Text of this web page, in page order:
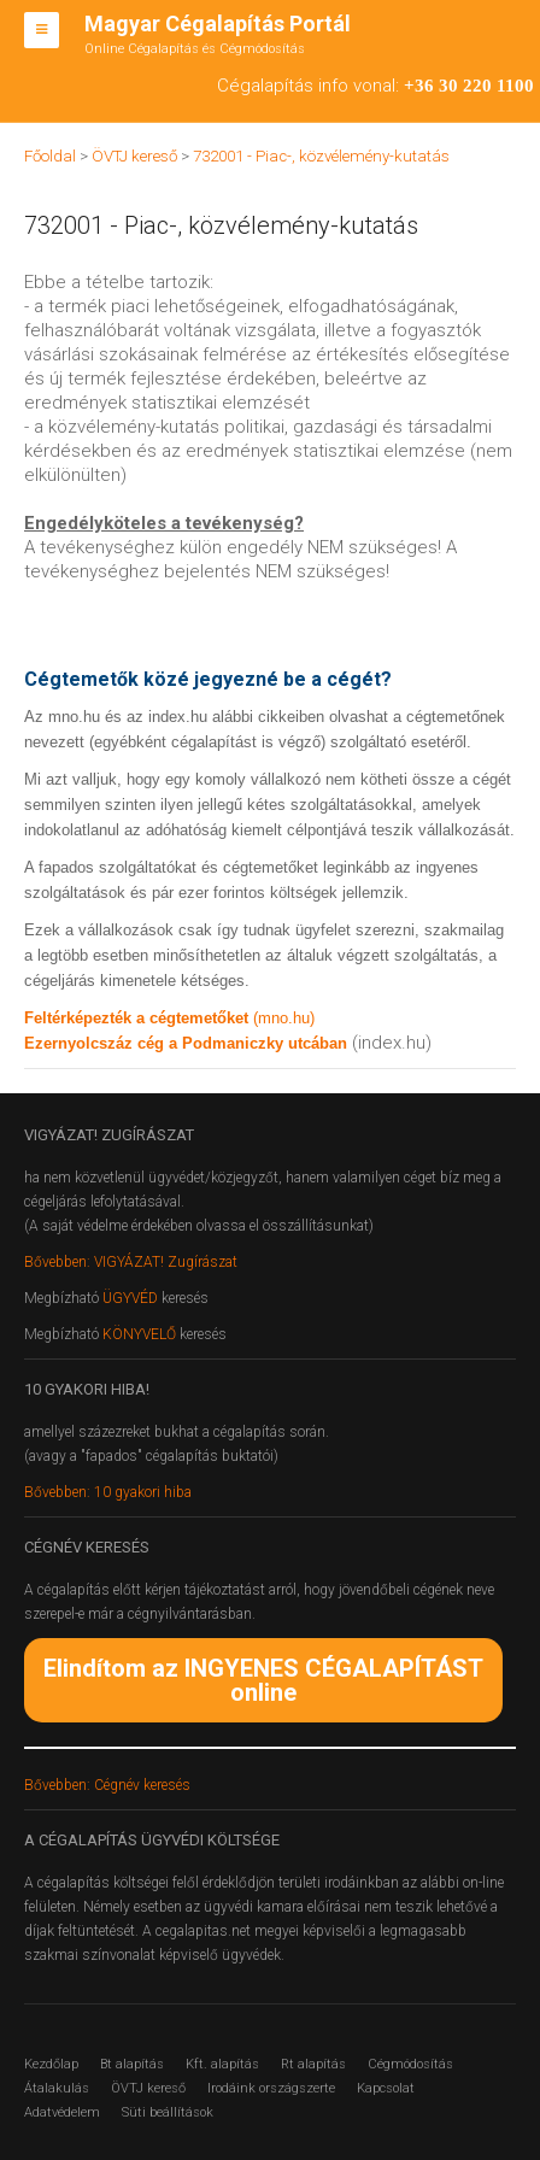
Magyar Cégalapítás Portál
Online Cégalapítás és Cégmódosítás
Cégalapítás info vonal: +36 30 220 1100
BT ALAPÍTÁS
CÉGMÓDOSÍTÁS
ÁTALAKULÁS
TEÁOR SZÁMOK '08
ENGEDÉLYKÖTELES
KAPCSOLAT
IRODÁK
Főoldal > ÖVTJ kereső > 732001 - Piac-, közvélemény-kutatás
732001 - Piac-, közvélemény-kutatás
Ebbe a tételbe tartozik:
- a termék piaci lehetőségeinek, elfogadhatóságának,
felhasználóbarát voltának vizsgálata, illetve a fogyasztók
vásárlási szokásainak felmérése az értékesítés elősegítése
és új termék fejlesztése érdekében, beleértve az
eredmények statisztikai elemzését
- a közvélemény-kutatás politikai, gazdasági és társadalmi
kérdésekben és az eredmények statisztikai elemzése (nem
elkülönülten)
Engedélyköteles a tevékenység?
A tevékenységhez külön engedély NEM szükséges! A
tevékenységhez bejelentés NEM szükséges!
Cégtemetők közé jegyezné be a cégét?
Az mno.hu és az index.hu alábbi cikkeiben olvashat a cégtemetőnek
nevezett (egyébként cégalapítást is végző) szolgáltató esetéről.
Mi azt valljuk, hogy egy komoly vállalkozó nem kötheti össze a cégét
semmilyen szinten ilyen jellegű kétes szolgáltatásokkal, amelyek
indokolatlanul az adóhatóság kiemelt célpontjává teszik vállalkozását.
A fapados szolgáltatókat és cégtemetőket leginkább az ingyenes
szolgáltatások és pár ezer forintos költségek jellemzik.
Ezek a vállalkozások csak így tudnak ügyfelet szerezni, szakmailag
a legtöbb esetben minősíthetetlen az általuk végzett szolgáltatás, a
cégeljárás kimenetele kétséges.
Feltérképezték a cégtemetőket (mno.hu)
Ezernyolcszáz cég a Podmaniczky utcában (index.hu)
VIGYÁZAT! ZUGÍRÁSZAT
ha nem közvetlenül ügyvédet/közjegyzőt, hanem valamilyen céget bíz meg a
cégeljárás lefolytatásával.
(A saját védelme érdekében olvassa el összállításunkat)
Bővebben: VIGYÁZAT! Zugírászat
Megbízható ÜGYVÉD keresés
Megbízható KÖNYVELŐ keresés
10 GYAKORI HIBA!
amellyel százezreket bukhat a cégalapítás során.
(avagy a "fapados" cégalapítás buktatói)
Bővebben: 10 gyakori hiba
CÉGNÉV KERESÉS
A cégalapítás előtt kérjen tájékoztatást arról, hogy jövendőbeli cégének neve
szerepel-e már a cégnyilvántarásban.
Elindítom az INGYENES CÉGALAPÍTÁST
online
Bővebben: Cégnév keresés
A CÉGALAPÍTÁS ÜGYVÉDI KÖLTSÉGE
A cégalapítás költségei felől érdeklődjön területi irodáinkban az alábbi on-line
felületen. Némely esetben az ügyvédi kamara előírásai nem teszik lehetővé a
díjak feltüntetését. A cegalapitas.net megyei képviselői a legmagasabb
szakmai színvonalat képviselő ügyvédek.
Kezdőlap Bt alapítás Kft. alapítás Rt alapítás
Cégmódosítás
Átalakulás
ÖVTJ kereső Irodáink országszerte
Kapcsolat
Adatvédelem
Süti beállítások